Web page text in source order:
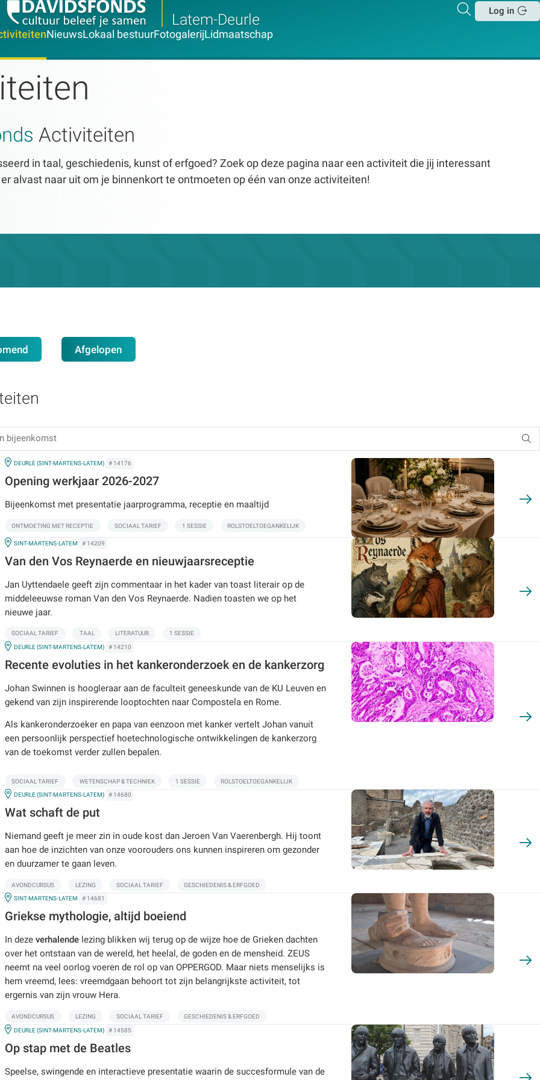
Latem-Deurle
Zoeken
Log in
NieuwsLokaal bestuurFotogalerijLidmaatschap
Activiteiten
in taal, geschiedenis, kunst of erfgoed? Zoek op deze pagina naar een activiteit die jij interessant
alvast naar uit om je binnenkort te ontmoeten op één van onze activiteiten!
Afgelopen
IN
DEURLE (SINT-MARTENS-LATEM) # 14176
Opening werkjaar 2026-2027
Bijeenkomst met presentatie jaarprogramma, receptie en maaltijd
ONTMOETING MET RECEPTIE SOCIAAL TARIEF 1 SESSIE ROLSTOELTOEGANKELIJK
IN
SINT-MARTENS-LATEM # 14209
Van den Vos Reynaerde en nieuwjaarsreceptie
Jan Uyttendaele geeft zijn commentaar in het kader van toast literair op de
middeleeuwse roman Van den Vos Reynaerde. Nadien toasten we op het
nieuwe jaar.
SOCIAAL TARIEF TAAL LITERATUUR 1 SESSIE
IN
DEURLE (SINT-MARTENS-LATEM) # 14210
Recente evoluties in het kankeronderzoek en de kankerzorg
Johan Swinnen is hoogleraar aan de faculteit geneeskunde van de KU Leuven en
gekend van zijn inspirerende looptochten naar Compostela en Rome.
Als kankeronderzoeker en papa van eenzoon met kanker vertelt Johan vanuit
een persoonlijk perspectief hoetechnologische ontwikkelingen de kankerzorg
van de toekomst verder zullen bepalen.
SOCIAAL TARIEF WETENSCHAP & TECHNIEK 1 SESSIE ROLSTOELTOEGANKELIJK
IN
DEURLE (SINT-MARTENS-LATEM) # 14680
Wat schaft de put
Niemand geeft je meer zin in oude kost dan Jeroen Van Vaerenbergh. Hij toont
aan hoe de inzichten van onze voorouders ons kunnen inspireren om gezonder
en duurzamer te gaan leven.
AVONDCURSUS LEZING SOCIAAL TARIEF GESCHIEDENIS & ERFGOED
IN
SINT-MARTENS-LATEM # 14681
Griekse mythologie, altijd boeiend
In deze verhalende lezing blikken wij terug op de wijze hoe de Grieken dachten
over het ontstaan van de wereld, het heelal, de goden en de mensheid. ZEUS
neemt na veel oorlog voeren de rol op van OPPERGOD. Maar niets menselijks is
hem vreemd, lees: vreemdgaan behoort tot zijn belangrijkste activiteit, tot
ergernis van zijn vrouw Hera.
AVONDCURSUS LEZING SOCIAAL TARIEF GESCHIEDENIS & ERFGOED
IN
DEURLE (SINT-MARTENS-LATEM) # 14585
Op stap met de Beatles
Speelse, swingende en interactieve presentatie waarin de succesformule van de